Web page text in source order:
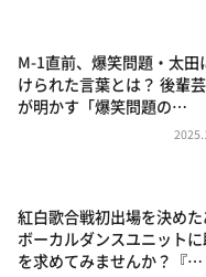
朝だ！生です旅サ
教えて！ニュース
ポツンと一軒家
ザキ山小屋本館
M-1直前、爆笑問題・太田
けられた言葉とは？ 後輩
が明かす「爆笑問題の…
紅白歌合戦初出場を決めた
ボーカルダンスユニットに
を求めてみませんか？『…